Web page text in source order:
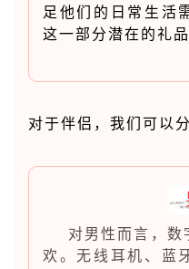
足他们的日常生活
这一部分潜在的礼
对于伴侣，我们可以
对男性而言，数
欢。无线耳机、蓝